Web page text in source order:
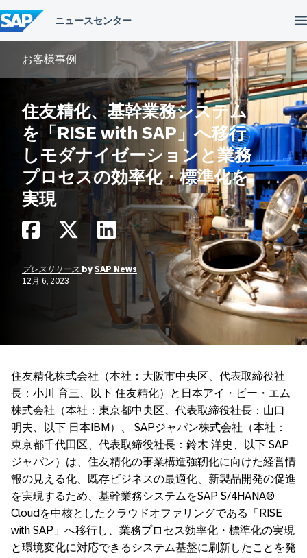
ン
テ
ン
お客様事例
住友精化、基幹業務システム
を「RISE with SAP」へ移行
しモダナイゼーションと業務
プロセスの効率化・標準化を
実現
プレスリリース by SAP News
12月 6, 2023
住友精化株式会社（本社：大阪市中央区、代表取締役社
長：小川 育三、以下 住友精化）と日本アイ・ビー・エム
株式会社（本社：東京都中央区、代表取締役社長：山口
明夫、以下 日本IBM）、 SAPジャパン株式会社（本社：
東京都千代田区、代表取締役社長：鈴木 洋史、以下 SAP
ジャパン）は、住友精化の事業構造強靭化に向けた経営情
報の見える化、既存ビジネスの最適化、新製品開発の促進
を実現するため、基幹業務システムをSAP S/4HANA®
Cloudを中核としたクラウドオファリングである「RISE
with SAP」へ移行し、業務プロセス効率化・標準化の実現
と環境変化に対応できるシステム基盤に刷新したことを発